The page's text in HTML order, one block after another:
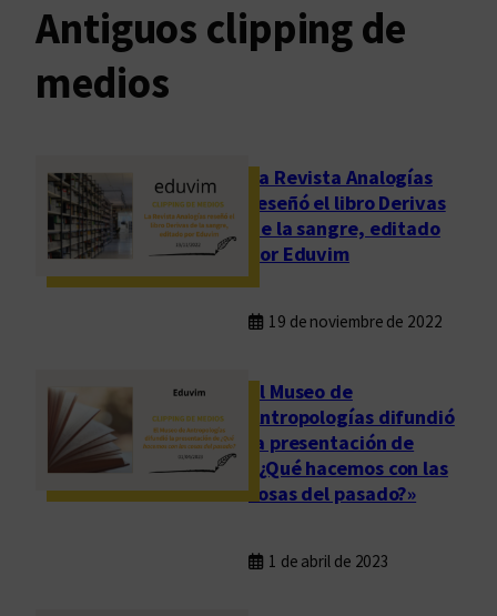
Antiguos clipping de
medios
La Revista Analogías
reseñó el libro Derivas
de la sangre, editado
por Eduvim
19 de noviembre de 2022
El Museo de
Antropologías difundió
la presentación de
«¿Qué hacemos con las
cosas del pasado?»
1 de abril de 2023